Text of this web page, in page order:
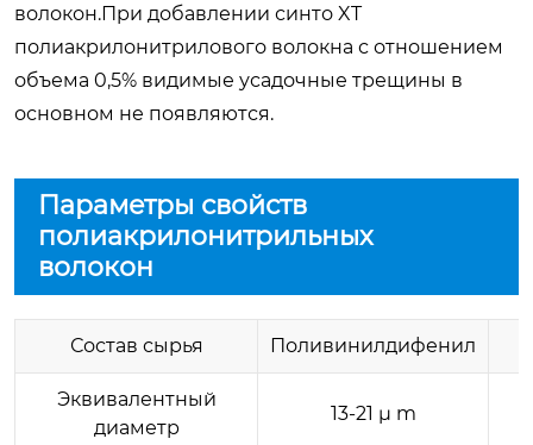
волокон.При добавлении синто XT
полиакрилонитрилового волокна с отношением
объема 0,5% видимые усадочные трещины в
основном не появляются.
Параметры свойств
полиакрилонитрильных
волокон
Состав сырья Поливинилдифенил
Эквивалентный
диаметр
13-21 μ m